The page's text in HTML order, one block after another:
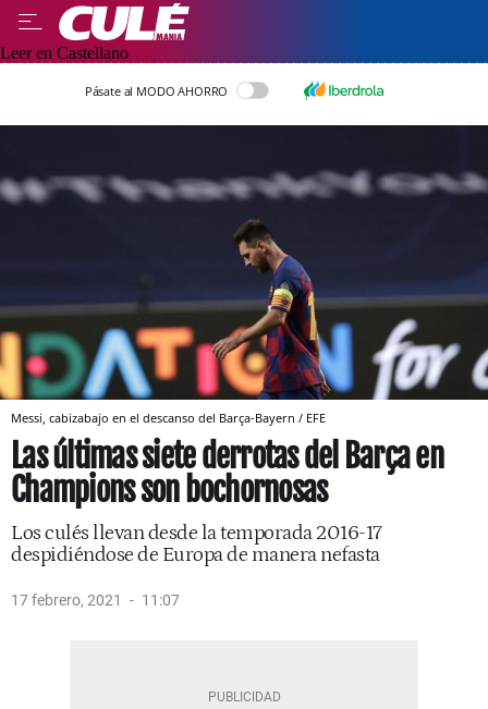
Leer en Castellano
Pásate al MODO AHORRO
Messi, cabizabajo en el descanso del Barça-Bayern / EFE
Las últimas siete derrotas del Barça en
Champions son bochornosas
Los culés llevan desde la temporada 2016-17
despidiéndose de Europa de manera nefasta
17 febrero, 2021 11:07